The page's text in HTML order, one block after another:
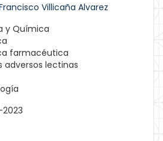
Villicaña Alvarez
y Química
farmacéutica
adversos lectinas